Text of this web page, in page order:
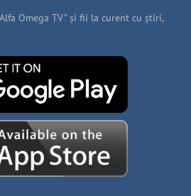
Omega TV” și fii la curent cu știri,